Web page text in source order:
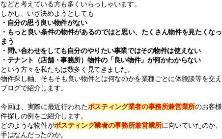
などと考えている方も多くいらっしゃいます。
しかし、いざ決めようとしても
・自分の思う良い物件がない
・もっと良い条件の物件があるのではと思い、たくさん物件を見たくな
まう
・問い合わせをしても自分のやりたい事業ではその物件は使えない
・テナント（店舗・事務所）物件の「良い物件」が何かわからない
という方々を私たちは数多く見てきました。
物件探し軸、そもそも良い物件とは何なのかを業種ごとに体験談等を交
ブログで紹介します。
今回は、実際に最近行われたポスティング業者の事務所兼営業所のお客
件探しの例をご紹介します。
どのような物件がポスティング業者の事務所兼営業所に向いていたのか
手はなんだったのか。